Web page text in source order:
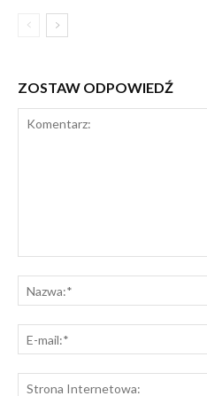
ZOSTAW ODPOWIEDŹ